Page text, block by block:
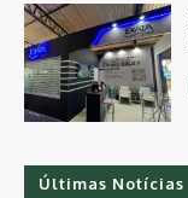
Últimas Notícias